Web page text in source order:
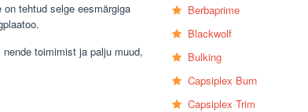
tehtud selge eesmärgiga
toimimist ja palju muud,
Berbaprime
Blackwolf
Bulking
Capsiplex Burn
Capsiplex Trim